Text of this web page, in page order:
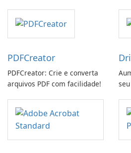
PDFCreator
PDFCreator: Crie e converta
arquivos PDF com facilidade!